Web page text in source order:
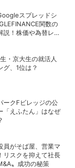
スプレッドシ
関数の
説！株価や為替レー
・京大生の就活人
グ、1位は？
ークFビレッジの公
「えふたん」はなぜ
員がそば屋、営業マ
リスクを抑えて社長
〟成功の秘策